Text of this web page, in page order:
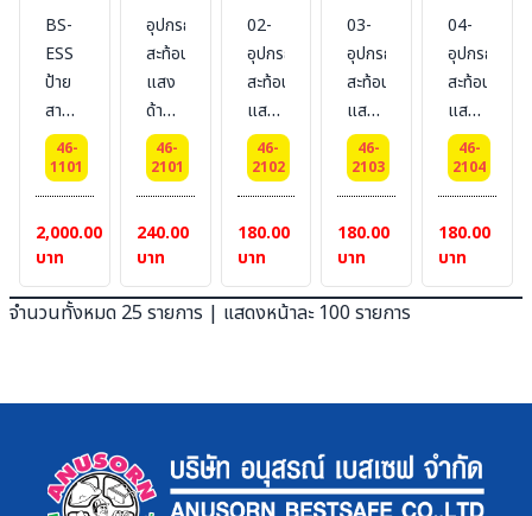
Series
DM
9600
ยี่ห้อ
DM
ยี่ห้อ
DM
สี :
แดง
DM
9600
ยี่ห้อ
ขาว
ยี่ห้อ
DM
สี :
เหลือง
BS-
ESS
ป้าย
สามเหลี่ยม
สะท้อน
แสง
สติ๊กเกอร์
Bestsafe
Commercial
Grade
ขนาด
46-
1101
2,000.00
บาท
อุปกรณ์
สะท้อน
แสง
ด้าน
ท้าย
รถ สี
แดง
แบบ
สามเหลี่ยม
46-
2101
240.00
บาท
02-
อุปกรณ์
สะท้อน
แสง
ด้าน
ท้าย
รถ สี
แดง
แบบ
สี่เหลี่ยม
46-
2102
180.00
บาท
03-
อุปกรณ์
สะท้อน
แสง
ด้าน
ข้าง
รถ สี
เหลือง
แบบ
กลม
46-
2103
180.00
บาท
04-
อุปกรณ์
สะท้อน
แสง
ด้าน
ข้าง
รถ สี
เหลือง
แบบ
สี่เหลี่ยม
46-
2104
180.00
บาท
จำนวนทั้งหมด 25 รายการ | แสดงหน้าละ 100 รายการ